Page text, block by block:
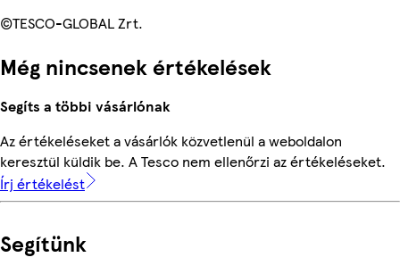
©TESCO-GLOBAL Zrt.
Még nincsenek értékelések
Segíts a többi vásárlónak
Az értékeléseket a vásárlók közvetlenül a weboldalon
keresztül küldik be. A Tesco nem ellenőrzi az értékeléseket.
Írj értékelést
Segítünk